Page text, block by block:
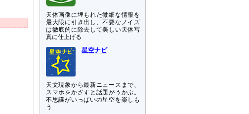
天体画像に埋もれた微細な情報を
最大限に引き出し、不要なノイズ
は徹底的に除去して美しい天体写
真に仕上げる
星空ナビ
天文現象から最新ニュースまで、
スマホをかざすと話題がうかぶ。
不思議がいっぱいの星空を楽しも
う